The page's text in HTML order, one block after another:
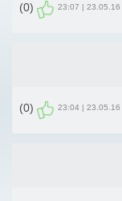
23.05.16 | 23:07
(0)
23.05.16 | 23:04
(0)